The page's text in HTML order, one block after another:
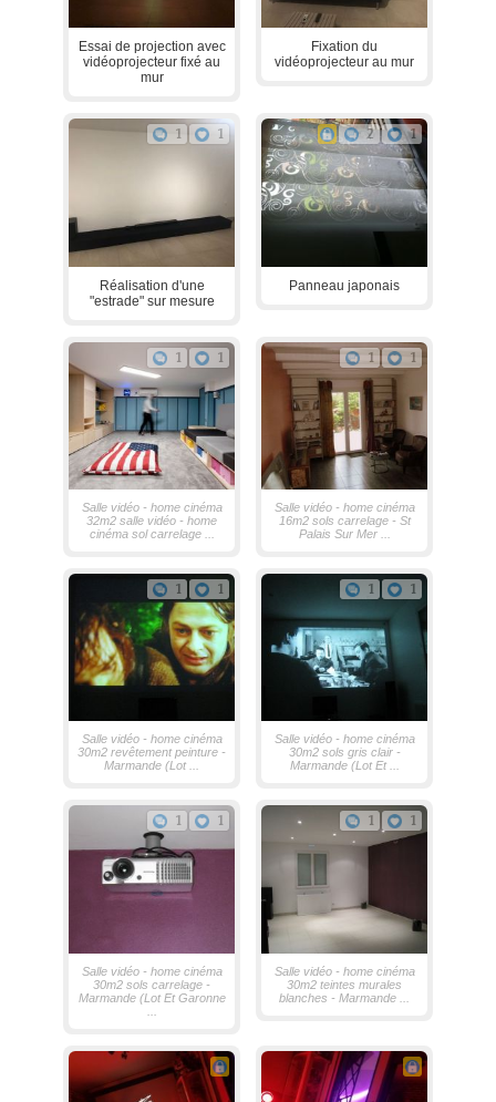
Essai de projection avec
vidéoprojecteur fixé au
mur
Fixation du
vidéoprojecteur au mur
1 1
Réalisation d'une
"estrade" sur mesure
2 1
Panneau japonais
1 1
Salle vidéo - home cinéma
32m2 salle vidéo - home
cinéma sol carrelage ...
1 1
Salle vidéo - home cinéma
16m2 sols carrelage - St
Palais Sur Mer ...
1 1
Salle vidéo - home cinéma
30m2 revêtement peinture -
Marmande (Lot ...
1 1
Salle vidéo - home cinéma
30m2 sols gris clair -
Marmande (Lot Et ...
1 1
Salle vidéo - home cinéma
30m2 sols carrelage -
Marmande (Lot Et Garonne
1 1
Salle vidéo - home cinéma
30m2 teintes murales
blanches - Marmande ...